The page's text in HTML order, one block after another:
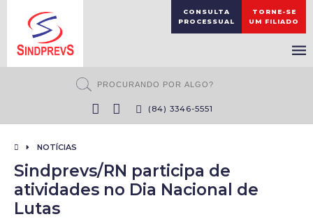
CONSULTA
PROCESSUAL
TORNE-SE
UM FILIADO
(84) 3346-5551
NOTÍCIAS
Sindprevs/RN participa de
atividades no Dia Nacional de
Lutas